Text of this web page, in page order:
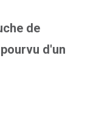
de
d'un